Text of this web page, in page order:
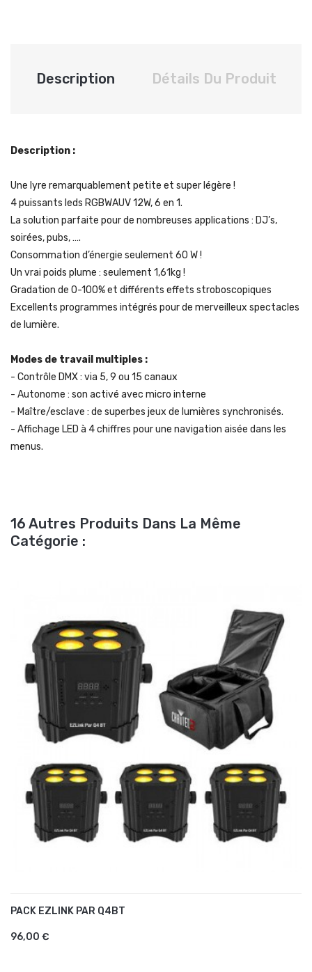
Description Détails Du Produit
Description :
Une lyre remarquablement petite et super légère !
4 puissants leds RGBWAUV 12W, 6 en 1.
La solution parfaite pour de nombreuses applications : DJ’s,
soirées, pubs, ….
Consommation d’énergie seulement 60 W !
Un vrai poids plume : seulement 1,61kg !
Gradation de 0-100% et différents effets stroboscopiques
Excellents programmes intégrés pour de merveilleux spectacles
de lumière.
Modes de travail multiples :
- Contrôle DMX : via 5, 9 ou 15 canaux
- Autonome : son activé avec micro interne
- Maître/esclave : de superbes jeux de lumières synchronisés.
- Affichage LED à 4 chiffres pour une navigation aisée dans les
menus.
16 Autres Produits Dans La Même
Catégorie :
PACK EZLINK PAR Q4BT
96,00 €